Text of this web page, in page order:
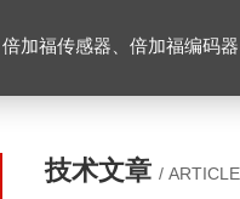
编码器、倍加福超声波传感器、松下伺服驱动器、松下伺服电
技术文章 / ARTICLE